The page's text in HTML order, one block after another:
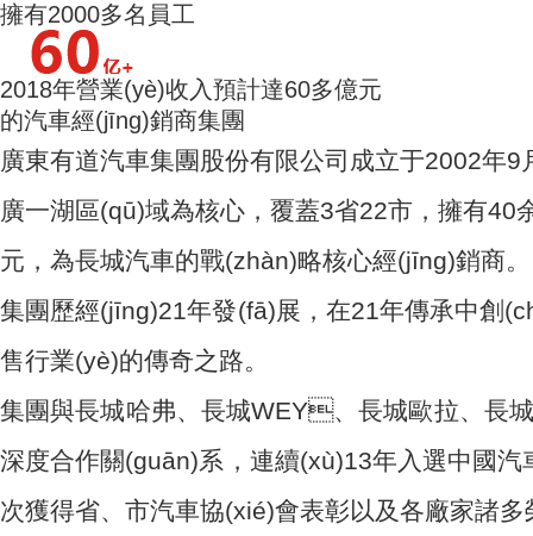
擁有2000多名員工
2018年營業(yè)收入預計達60多億元
的汽車經(jīng)銷商集團
廣東有道汽車集團股份有限公司成立于2002年9
廣一湖區(qū)域為核心，覆蓋3省22市，擁有40
元，為長城汽車的戰(zhàn)略核心經(jīng)銷商。
集團歷經(jīng)21年發(fā)展，在21年傳承中創
售行業(yè)的傳奇之路。
集團與長城哈弗、長城WEY、長城歐拉、長城
深度合作關(guān)系，連續(xù)13年入選中國汽
次獲得省、市汽車協(xié)會表彰以及各廠家諸多榮